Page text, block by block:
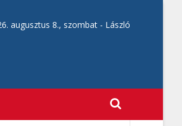
augusztus 8., szombat - László